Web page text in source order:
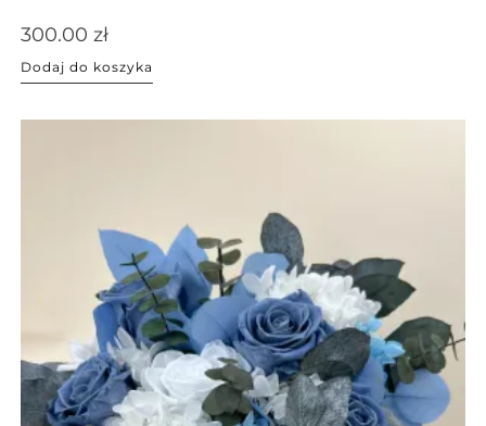
300.00 zł
Dodaj do koszyka